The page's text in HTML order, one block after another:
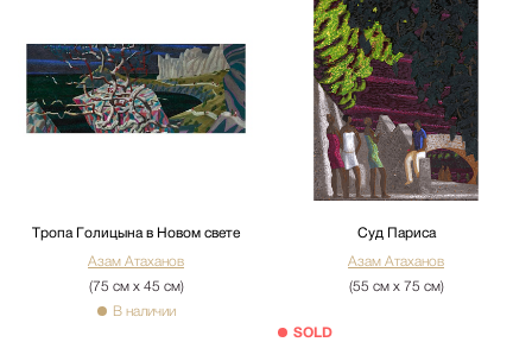
Тропа Голицына в Новом свете
Азам Атаханов
(75 см х 45 см)
В наличии
Суд Париса
Азам Атаханов
(55 см х 75 см)
SOLD